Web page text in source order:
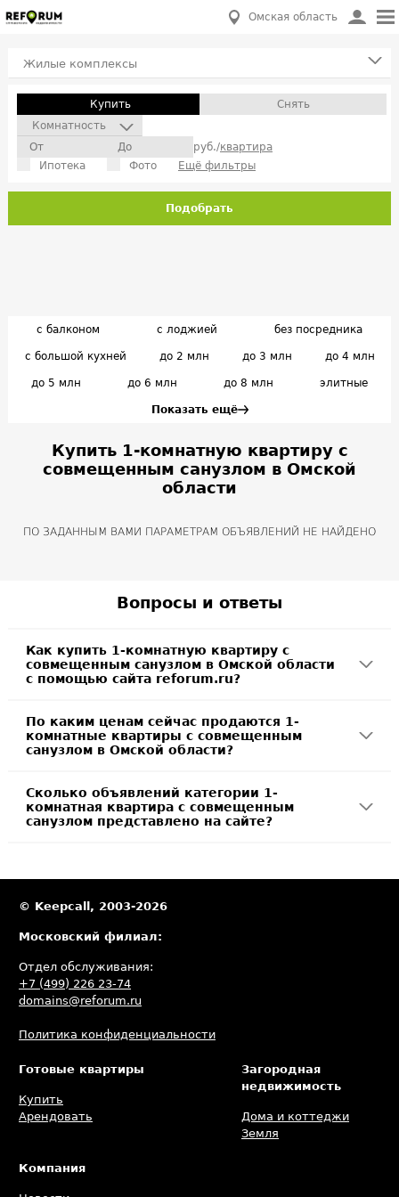
Омская область
Жилые комплексы
Купить
Снять
Комнатность
руб./квартира
Ипотека
Фото Ещё фильтры
Подобрать
с балконом с лоджией без посредника
с большой кухней до 2 млн до 3 млн до 4 млн
до 5 млн до 6 млн до 8 млн элитные
Показать ещё
Купить 1-комнатную квартиру с
совмещенным санузлом в Омской
области
ПО ЗАДАННЫМ ВАМИ ПАРАМЕТРАМ ОБЪЯВЛЕНИЙ НЕ НАЙДЕНО
Вопросы и ответы
Как купить 1-комнатную квартиру с
совмещенным санузлом в Омской области
с помощью сайта reforum.ru?
По каким ценам сейчас продаются 1-
комнатные квартиры с совмещенным
санузлом в Омской области?
Сколько объявлений категории 1-
комнатная квартира с совмещенным
санузлом представлено на сайте?
© Keepcall, 2003-2026
Московский филиал:
Отдел обслуживания:
+7 (499) 226 23-74
domains@reforum.ru
Политика конфиденциальности
Готовые квартиры
Купить
Арендовать
Загородная
недвижимость
Дома и коттеджи
Земля
Компания